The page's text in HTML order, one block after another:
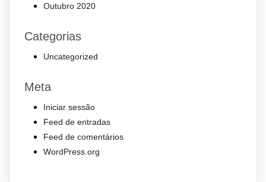
Outubro 2020
Categorias
Uncategorized
Meta
Iniciar sessão
Feed de entradas
Feed de comentários
WordPress.org